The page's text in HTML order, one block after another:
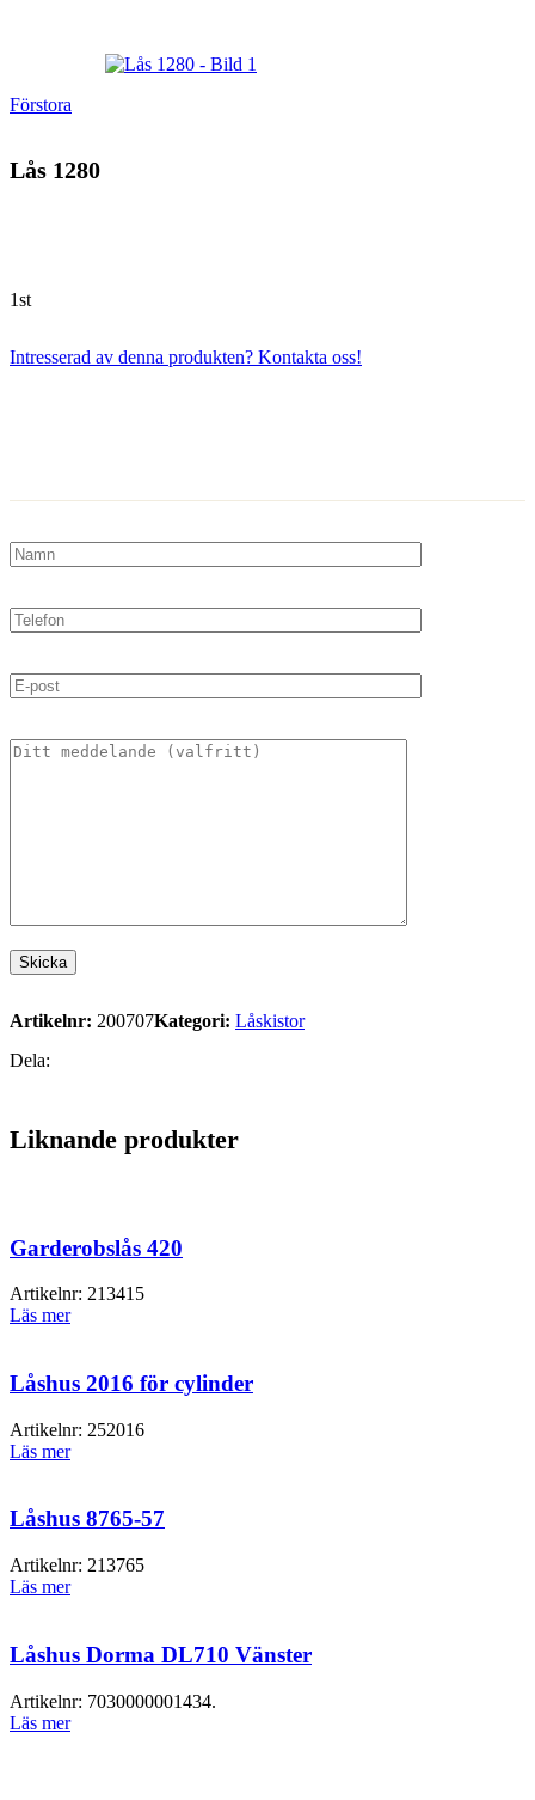
Förstora
Lås 1280
1st
Intresserad av denna produkten? Kontakta oss!
Artikelnr: 200707Kategori: Låskistor
Dela:
Liknande produkter
Garderobslås 420
Artikelnr: 213415
Läs mer
Låshus 2016 för cylinder
Artikelnr: 252016
Läs mer
Låshus 8765-57
Artikelnr: 213765
Läs mer
Låshus Dorma DL710 Vänster
Artikelnr: 7030000001434.
Läs mer